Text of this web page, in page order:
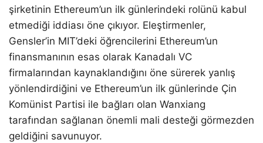
şirketinin Ethereum’un ilk günlerindeki rolünü kabul
etmediği iddiası öne çıkıyor. Eleştirmenler,
Gensler’in MIT’deki öğrencilerini Ethereum’un
finansmanının esas olarak Kanadalı VC
firmalarından kaynaklandığını öne sürerek yanlış
yönlendirdiğini ve Ethereum’un ilk günlerinde Çin
Komünist Partisi ile bağları olan Wanxiang
tarafından sağlanan önemli mali desteği görmezden
geldiğini savunuyor.